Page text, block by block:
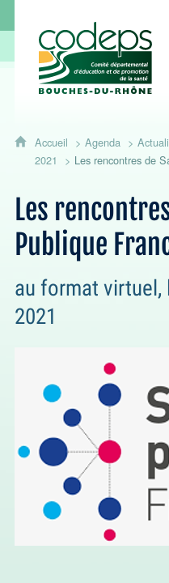
CoDEPS
Accueil Agenda
2021
Les rencontres de
Les
Publique
au format virtuel,
2021